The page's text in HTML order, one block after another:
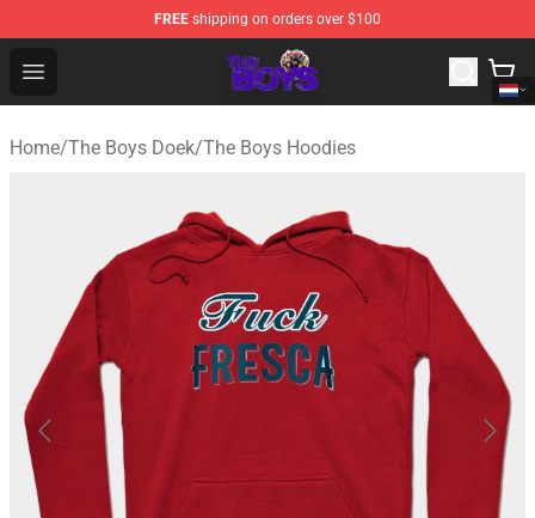
FREE shipping on orders over $100
Open menu
The Boys Store - Official The Boys Merchandise Shop
Home/The Boys Doek/The Boys Hoodies